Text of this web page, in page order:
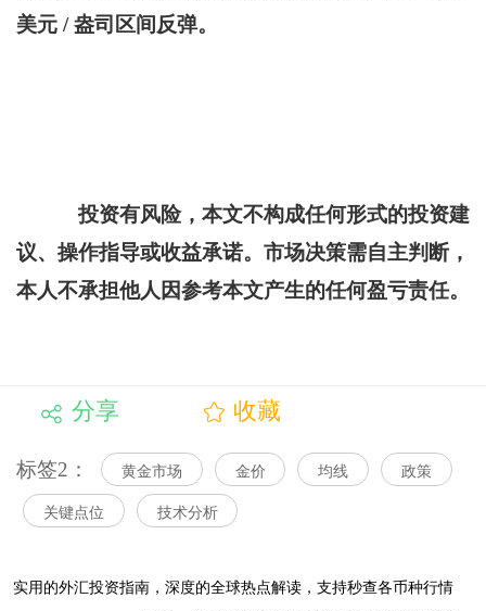
美元 / 盎司区间反弹。
投资有风险，本文不构成任何形式的投资建
议、操作指导或收益承诺。市场决策需自主判断，
本人不承担他人因参考本文产生的任何盈亏责任。
分享 收藏
标签2： 黄金市场 金价 均线 政策
关键点位 技术分析
实用的外汇投资指南， 深度的全球热点解读， 支持秒查各币种行情